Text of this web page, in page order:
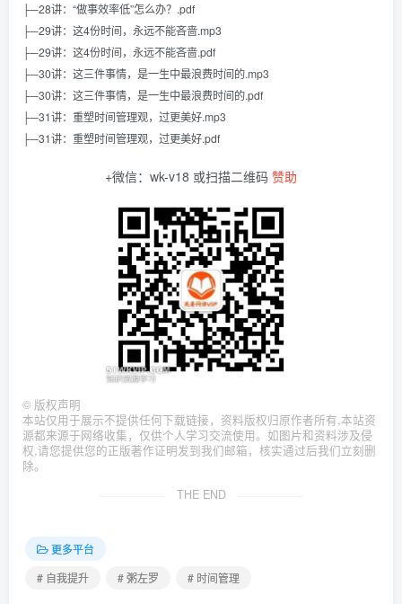
├─28讲：“做事效率低”怎么办？.pdf
├─29讲：这4份时间，永远不能吝啬.mp3
├─29讲：这4份时间，永远不能吝啬.pdf
├─30讲：这三件事情，是一生中最浪费时间的.mp3
├─30讲：这三件事情，是一生中最浪费时间的.pdf
├─31讲：重塑时间管理观，过更美好.mp3
├─31讲：重塑时间管理观，过更美好.pdf
+微信：wk-v18 或扫描二维码 赞助
© 版权声明
本站仅用于展示不提供任何下载链接，资料版权归原作者所有,本站资
源都来源于网络收集，仅供个人学习交流使用。如图片和资料涉及侵
权,请您提供您的正版著作证明发到我们邮箱，核实通过后我们立刻删
除。
THE END
更多平台
# 自我提升
# 粥左罗 # 时间管理